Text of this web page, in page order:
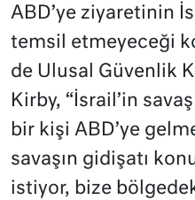
ABD’ye ziyaretinin
temsil etmeyeceği
de Ulusal Güvenlik
Kirby, “İsrail’in
bir kişi ABD’ye
savaşın gidişatı
istiyor, bize